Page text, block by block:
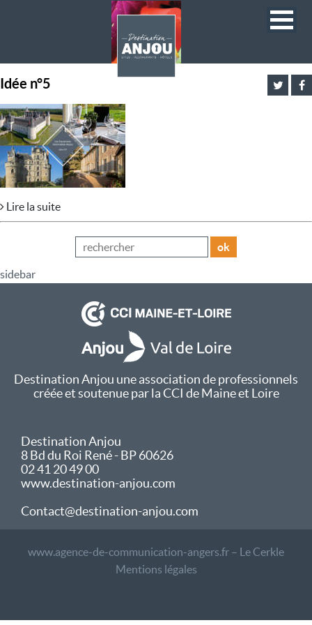
Idée n°5
Lire la suite
ok
sidebar
Destination Anjou une association de professionnels
créée et soutenue par la CCI de Maine et Loire
Destination Anjou
8 Bd du Roi René - BP 60626
02 41 20 49 00
www.destination-anjou.com
Contact@destination-anjou.com
www.agence-de-communication-angers.fr – Le Cerkle
Mentions légales